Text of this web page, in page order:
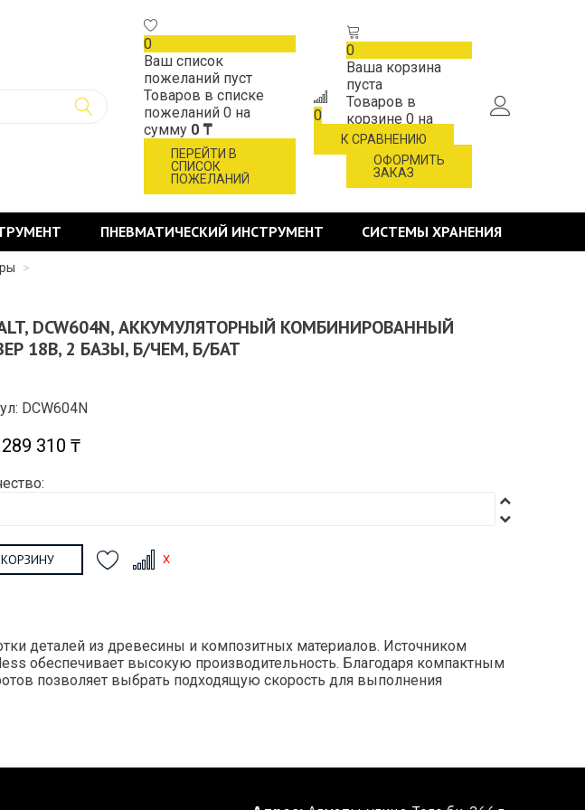
0
Ваш список
пожеланий пуст
Товаров в списке
пожеланий 0 на
сумму 0 ₸
ПЕРЕЙТИ В
СПИСОК
ПОЖЕЛАНИЙ
0
К СРАВНЕНИЮ
0
Ваша корзина
пуста
Товаров в
корзине 0 на
сумму0 ₸
ОФОРМИТЬ
ЗАКАЗ
ПНЕВМАТИЧЕСКИЙ ИНСТРУМЕНТ СИСТЕМЫ ХРАНЕНИЯ
>
DCW604N, АККУМУЛЯТОРНЫЙ КОМБИНИРОВАННЫЙ
18В, 2 БАЗЫ, Б/ЧЕМ, Б/БАТ
DCW604N
289 310 ₸
деталей из древесины и композитных материалов. Источником
обеспечивает высокую производительность. Благодаря компактным
позволяет выбрать подходящую скорость для выполнения